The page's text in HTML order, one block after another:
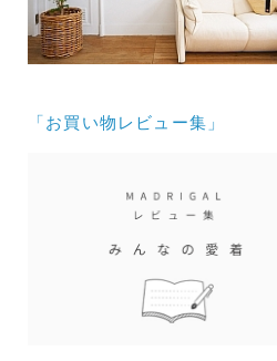
「お買い物レビュー集」